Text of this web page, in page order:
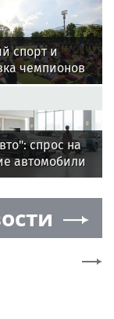
спорт и
чемпионов
спрос на
автомобили
в России